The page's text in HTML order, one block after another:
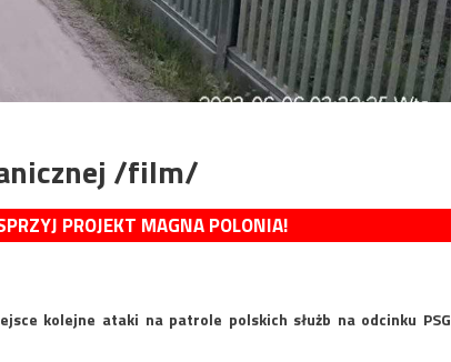
/film/
PROJEKT MAGNA POLONIA!
kolejne ataki na patrole polskich służb na odcinku PSG